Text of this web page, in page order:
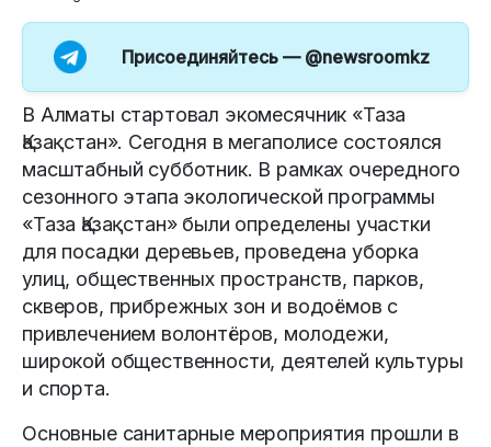
Присоединяйтесь — @newsroomkz
В Алматы стартовал экомесячник «Таза
Қазақстан». Сегодня в мегаполисе состоялся
масштабный субботник. В рамках очередного
сезонного этапа экологической программы
«Таза Қазақстан» были определены участки
для посадки деревьев, проведена уборка
улиц, общественных пространств, парков,
скверов, прибрежных зон и водоёмов с
привлечением волонтёров, молодежи,
широкой общественности, деятелей культуры
и спорта.
Основные санитарные мероприятия прошли в